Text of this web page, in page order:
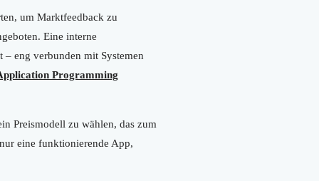
um Marktfeedback zu
Eine interne
eng verbunden mit Systemen
Programming
Preismodell zu wählen, das zum
eine funktionierende App,